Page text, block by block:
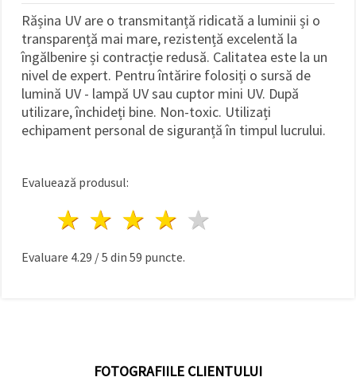
Rășina UV are o transmitanță ridicată a luminii și o
transparență mai mare, rezistență excelentă la
îngălbenire și contracție redusă. Calitatea este la un
nivel de expert. Pentru întărire folosiți o sursă de
lumină UV - lampă UV sau cuptor mini UV. După
utilizare, închideți bine. Non-toxic. Utilizați
echipament personal de siguranță în timpul lucrului.
Evaluează produsul:
4 stele
3 stele
2 stele
1 stea
Evaluare 4.29 /5 din 59 puncte.
FOTOGRAFIILE CLIENTULUI